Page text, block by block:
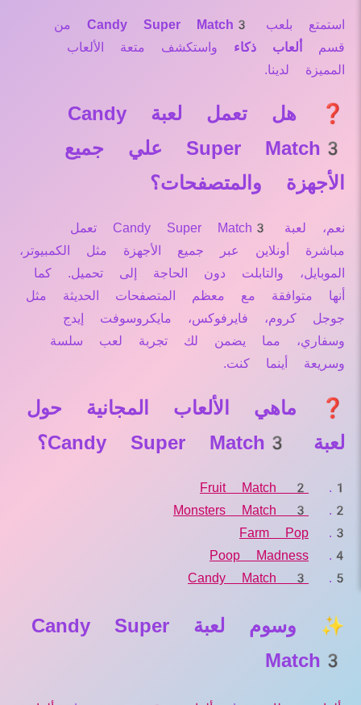
استمتع بلعب Candy Super Match3 من
قسم
ألعاب ذكاء واستكشف متعة الألعاب
المميزة لدينا.
❓ هل تعمل لعبة Candy
Super Match3 علي جميع
الأجهزة والمتصفحات؟
نعم، لعبة Candy Super Match3 تعمل
مباشرة أونلاين عبر جميع الأجهزة مثل الكمبيوتر،
الموبايل، والتابلت دون الحاجة إلى تحميل. كما
أنها متوافقة مع معظم المتصفحات الحديثة مثل
جوجل كروم، فايرفوكس، مايكروسوفت إيدج
وسفاري، مما يضمن لك تجربة لعب سلسة
وسريعة أينما كنت.
❓ ماهي الألعاب المجانية حول
لعبة Candy Super Match3؟
Fruit Match 2
Monsters Match 3
Farm Pop
Poop Madness
Candy Match 3
✨ وسوم لعبة Candy Super
Match3